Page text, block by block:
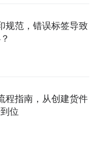
规范，错误标签导致
程指南，从创建货件
位